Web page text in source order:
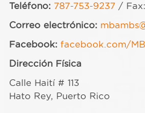
Teléfono: 787-753-9237 /
Correo electrónico:
Facebook: facebook.com/
Dirección Física
Calle Haití # 113
Hato Rey, Puerto Rico